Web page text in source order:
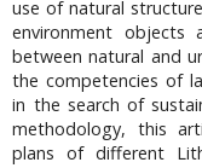
use of natural
environment objects
between natural and
the competencies of
in the search of
methodology, this
plans of different